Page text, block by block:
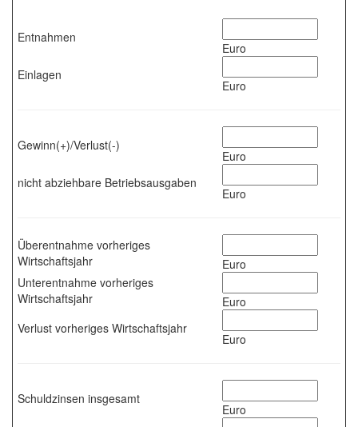
Entnahmen
Euro
Einlagen
Euro
Gewinn(+)/Verlust(-)
Euro
nicht abziehbare Betriebsausgaben
Euro
Überentnahme vorheriges
Wirtschaftsjahr
Euro
Unterentnahme vorheriges
Wirtschaftsjahr
Euro
Verlust vorheriges Wirtschaftsjahr
Euro
Schuldzinsen insgesamt
Euro